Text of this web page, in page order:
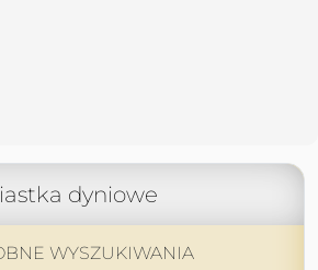
dyniowe
WYSZUKIWANIA